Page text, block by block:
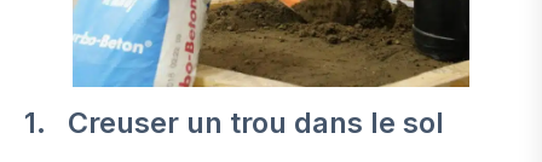
1. Creuser un trou dans le sol